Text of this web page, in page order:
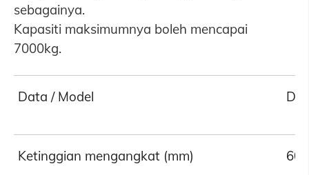
sebagainya.
Kapasiti maksimumnya boleh mencapai
7000kg.
Data / Model
Ketinggian mengangkat (mm)